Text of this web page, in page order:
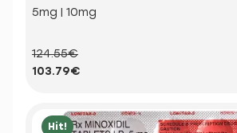
5mg | 10mg
124.55€
103.79€
Hit!